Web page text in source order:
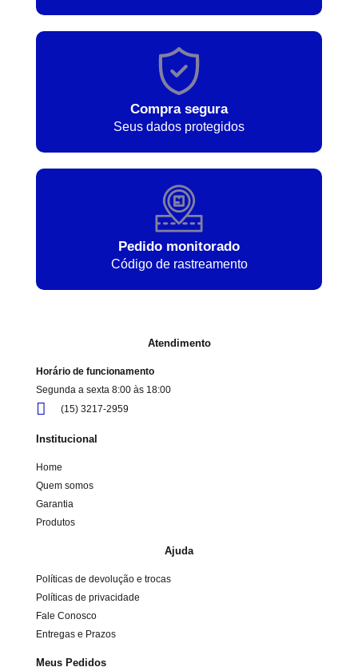
Compra segura
Seus dados protegidos
Pedido monitorado
Código de rastreamento
Atendimento
Horário de funcionamento
Segunda a sexta 8:00 às 18:00
(15) 3217-2959
Institucional
Home
Quem somos
Garantia
Produtos
Ajuda
Políticas de devolução e trocas
Políticas de privacidade
Fale Conosco
Entregas e Prazos
Meus Pedidos